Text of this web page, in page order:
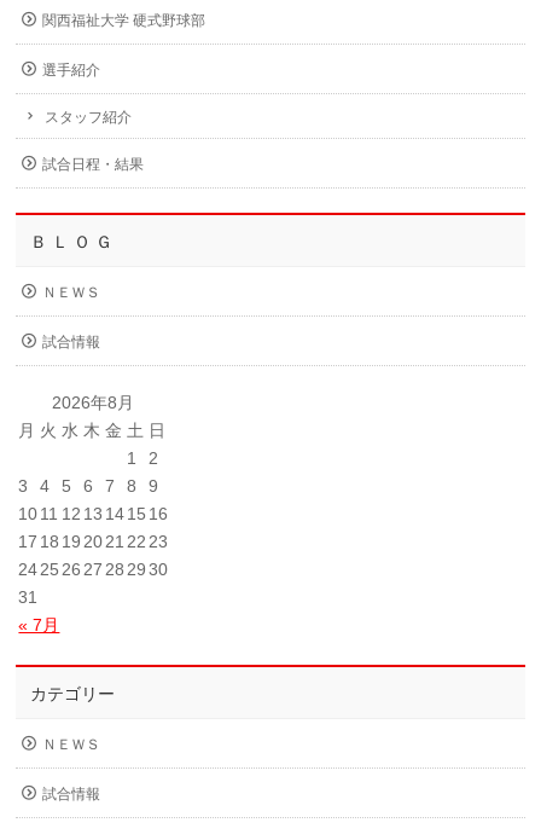
関西福祉大学 硬式野球部
選手紹介
スタッフ紹介
試合日程・結果
Ｂ Ｌ Ｏ Ｇ
ＮＥＷＳ
試合情報
2026年8月
月 火 水 木 金 土 日
« 7月
1
2
3
4 5 6 7 8
9
1011 12 13 1415 16
17 18 19 2021 22 23
2425 26 27 28 29 30
31
カテゴリー
ＮＥＷＳ
試合情報